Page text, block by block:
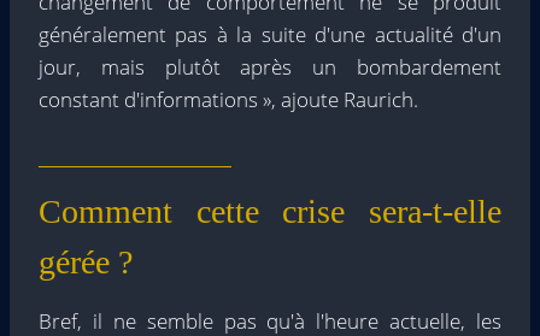
généralement pas à la suite d'une actualité d'un
jour, mais plutôt après un bombardement
constant d'informations », ajoute Raurich.
Comment cette crise sera-t-elle
gérée ?
Bref, il ne semble pas qu'à l'heure actuelle, les